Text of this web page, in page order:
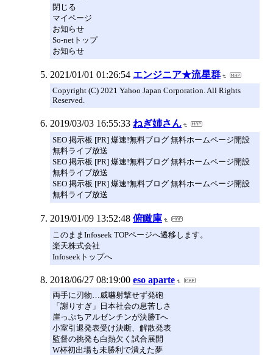
閉じる
マイページ
お知らせ
So-netトップ
お知らせ
2021/01/01 01:26:54 エンジニア★流星群
Copyright (C) 2021 Yahoo Japan Corporation. All Rights
Reserved.
2019/03/03 16:55:33 ねぎ姉さん
SEO 掲示板 [PR] 爆速!無料ブログ 無料ホームページ開設
無料ライブ放送
SEO 掲示板 [PR] 爆速!無料ブログ 無料ホームページ開設
無料ライブ放送
SEO 掲示板 [PR] 爆速!無料ブログ 無料ホームページ開設
無料ライブ放送
2019/01/09 13:52:48 俯瞰庫
このままInfoseek TOPページへ遷移します。
楽天株式会社
Infoseekトップへ
2018/06/27 08:19:00 eso aparte
両手に刃物…威嚇射撃せず発砲
「謝りすぎ」日本社会の息苦しさ
崖っぷちアルゼンチンが決勝Tへ
小室引退発表受け決断、解散発表
監督の挑発も白熱欠く試合展開
W杯初出場も未勝利で潰えた夢